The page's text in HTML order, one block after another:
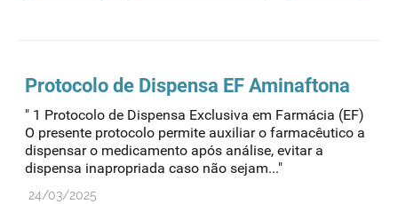
Protocolo de Dispensa EF Aminaftona
" 1 Protocolo de Dispensa Exclusiva em Farmácia (EF)
O presente protocolo permite auxiliar o farmacêutico a
dispensar o medicamento após análise, evitar a
dispensa inapropriada caso não sejam..."
24/03/2025